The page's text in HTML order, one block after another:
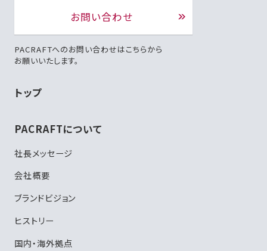
お問い合わせ
PACRAFTへのお問い合わせはこちらから
お願いいたします。
トップ
PACRAFTについて
社長メッセージ
会社概要
ブランドビジョン
ヒストリー
国内・海外拠点